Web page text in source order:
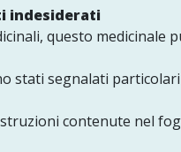
indesiderati
questo medicinale
stati segnalati
contenute nel